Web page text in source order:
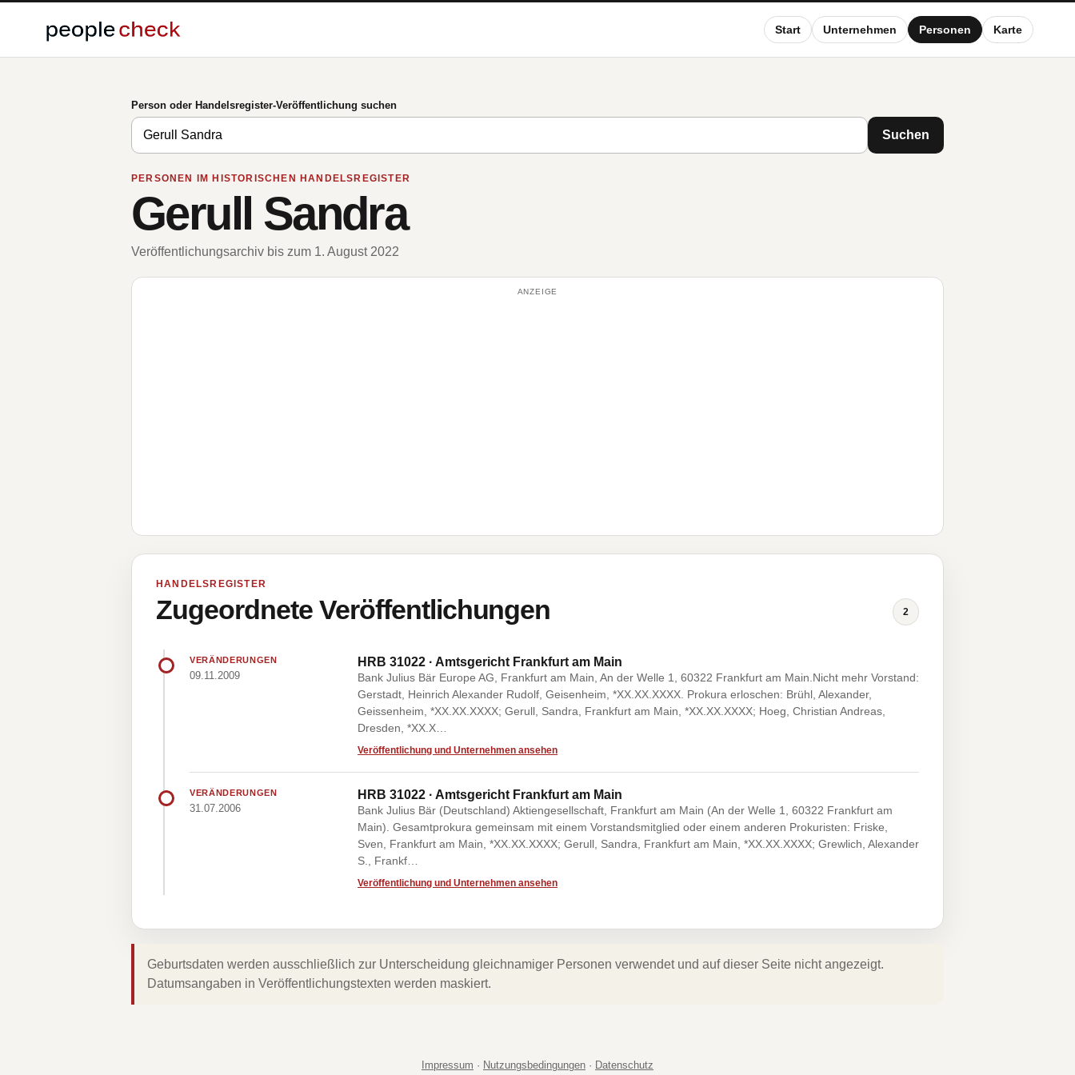
Start Unternehmen Personen Karte
Person oder Handelsregister-Veröffentlichung suchen
Suchen
PERSONEN IM HISTORISCHEN HANDELSREGISTER
Gerull Sandra
Veröffentlichungsarchiv bis zum 1. August 2022
ANZEIGE
HANDELSREGISTER
Zugeordnete Veröffentlichungen 2
VERÄNDERUNGEN
09.11.2009
HRB 31022 · Amtsgericht Frankfurt am Main
Bank Julius Bär Europe AG, Frankfurt am Main, An der Welle 1, 60322 Frankfurt am Main.Nicht mehr Vorstand:
Gerstadt, Heinrich Alexander Rudolf, Geisenheim, *XX.XX.XXXX. Prokura erloschen: Brühl, Alexander,
Geissenheim, *XX.XX.XXXX; Gerull, Sandra, Frankfurt am Main, *XX.XX.XXXX; Hoeg, Christian Andreas,
Dresden, *XX.X…
Veröffentlichung und Unternehmen ansehen
VERÄNDERUNGEN
31.07.2006
HRB 31022 · Amtsgericht Frankfurt am Main
Bank Julius Bär (Deutschland) Aktiengesellschaft, Frankfurt am Main (An der Welle 1, 60322 Frankfurt am
Main). Gesamtprokura gemeinsam mit einem Vorstandsmitglied oder einem anderen Prokuristen: Friske,
Sven, Frankfurt am Main, *XX.XX.XXXX; Gerull, Sandra, Frankfurt am Main, *XX.XX.XXXX; Grewlich, Alexander
S., Frankf…
Veröffentlichung und Unternehmen ansehen
Geburtsdaten werden ausschließlich zur Unterscheidung gleichnamiger Personen verwendet und auf dieser Seite nicht angezeigt.
Datumsangaben in Veröffentlichungstexten werden maskiert.
Impressum · Nutzungsbedingungen · Datenschutz